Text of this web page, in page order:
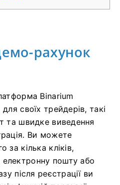
рахунок
Binarium
своїх трейдерів, такі
та швидке виведення
Ви можете
за кілька кліків,
пошту або
після реєстрації ви